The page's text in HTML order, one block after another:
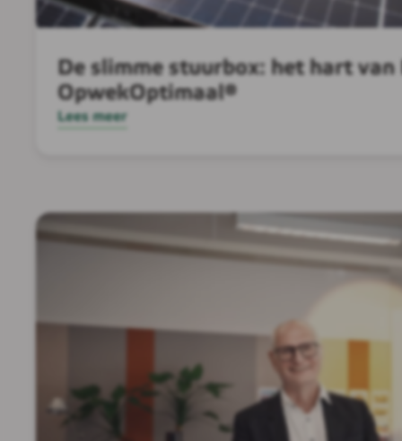
De slimme stuurbox: het hart van
OpwekOptimaal®
Lees meer